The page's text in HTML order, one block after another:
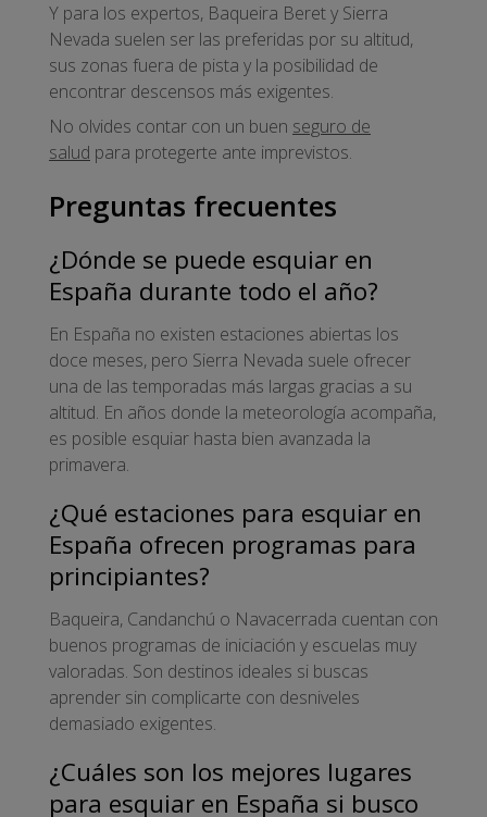
Y para los expertos, Baqueira Beret y Sierra
Nevada suelen ser las preferidas por su altitud,
sus zonas fuera de pista y la posibilidad de
encontrar descensos más exigentes.
No olvides contar con un buen seguro de
salud para protegerte ante imprevistos.
Preguntas frecuentes
¿Dónde se puede esquiar en
España durante todo el año?
En España no existen estaciones abiertas los
doce meses, pero Sierra Nevada suele ofrecer
una de las temporadas más largas gracias a su
altitud. En años donde la meteorología acompaña,
es posible esquiar hasta bien avanzada la
primavera.
¿Qué estaciones para esquiar en
España ofrecen programas para
principiantes?
Baqueira, Candanchú o Navacerrada cuentan con
buenos programas de iniciación y escuelas muy
valoradas. Son destinos ideales si buscas
aprender sin complicarte con desniveles
demasiado exigentes.
¿Cuáles son los mejores lugares
para esquiar en España si busco